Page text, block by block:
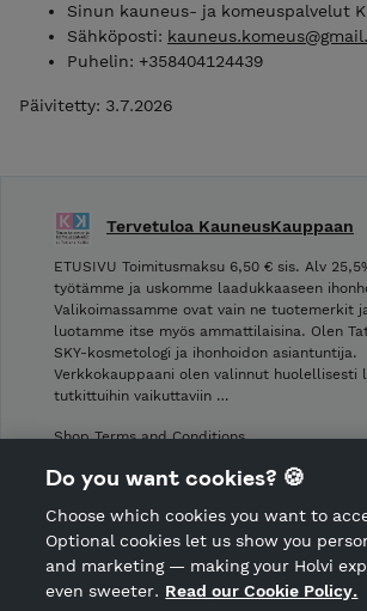
Sinun kauneus- ja komeuspalvelut K
Sähköposti:
Puhelin: +358404124439
Päivitetty: 3.7.2026
Tervetuloa KauneusKauppaan
ETUSIVU Toimitusmaksu 6,50 € sis. Alv
työtämme ja uskomme laadukkaaseen
Valikoimassamme ovat vain ne tuotemerkit
luotamme itse myös ammattilaisina. Olen
SKY-kosmetologi ja ihonhoidon asiantuntija.
Verkkokauppaani olen valinnut huolellisesti
tutkittuihin vaikuttaviin …
Shop Terms and Conditions
Cancellation policy
CANCEL ORDER
Do you want cookies? 🍪
Choose which cookies you want to
Optional cookies let us show you
and marketing — making your Holvi
even sweeter. Read our Cookie Policy.